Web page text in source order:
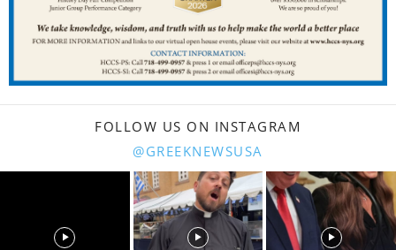
FOLLOW US ON INSTAGRAM
@GREEKNEWSUSA